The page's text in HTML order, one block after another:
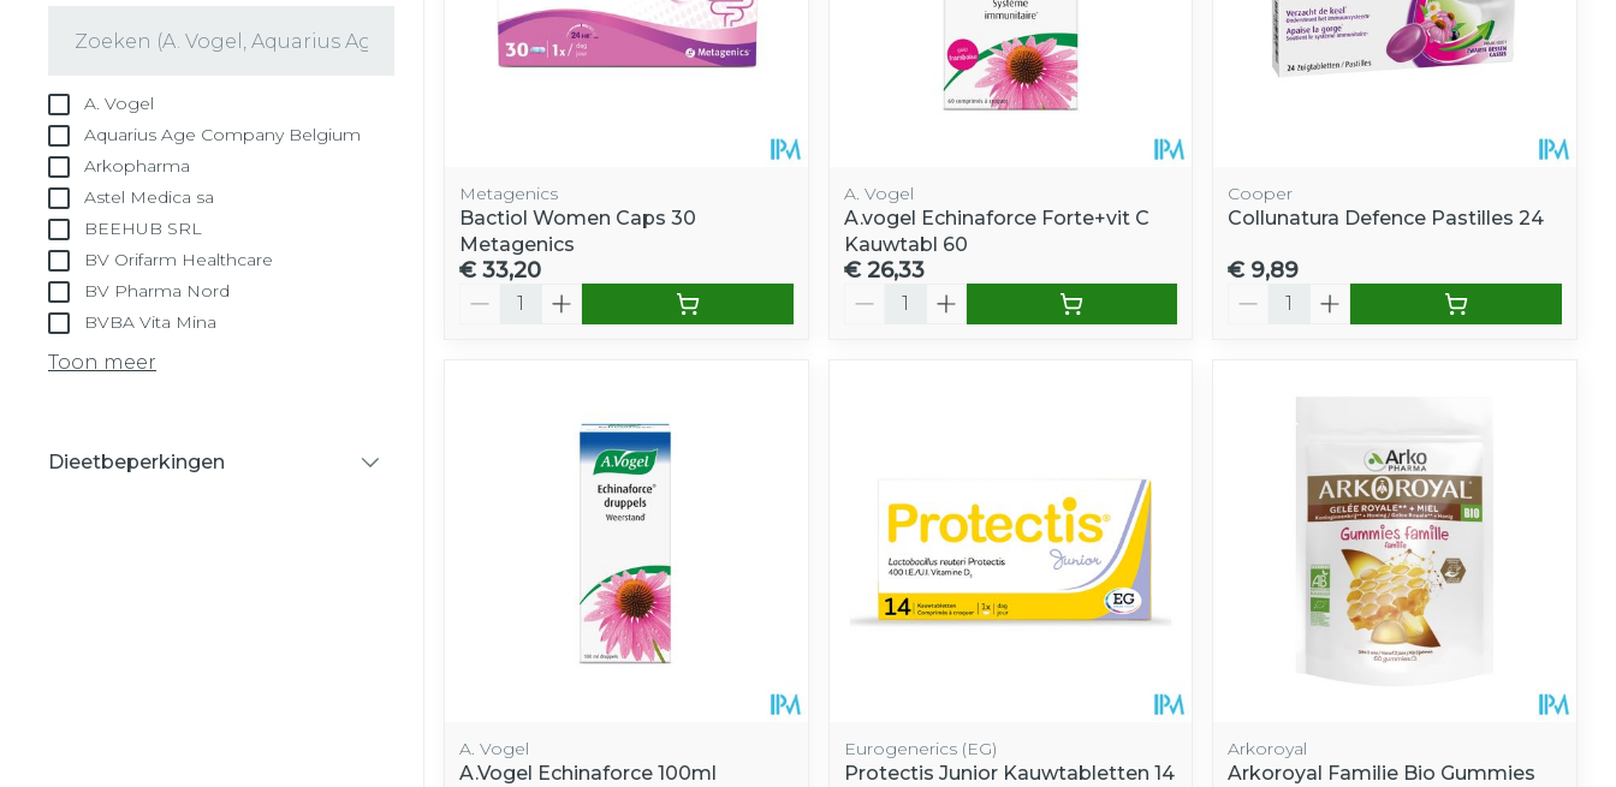
A. Vogel
Aquarius Age Company Belgium
Arkopharma
Astel Medica sa
BEEHUB SRL
BV Orifarm Healthcare
BV Pharma Nord
BVBA Vita Mina
Toon meer
Dieetbeperkingen
Metagenics
Bactiol Women Caps 30
Metagenics
€ 33,20
Aantal
A. Vogel
A.vogel Echinaforce Forte+vit C
Kauwtabl 60
€ 26,33
Aantal
Cooper
Collunatura Defence Pastilles 24
€ 9,89
Aantal
A. Vogel
A.Vogel Echinaforce 100ml
Eurogenerics (EG)
Protectis Junior Kauwtabletten 14
Arkoroyal
Arkoroyal Familie Bio Gummies